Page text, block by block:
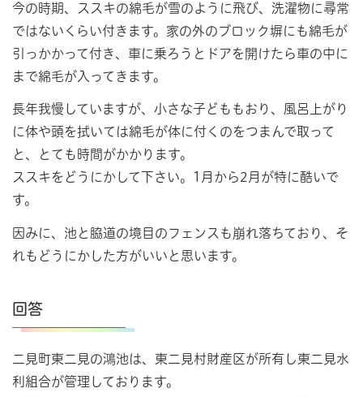
今の時期、ススキの綿毛が雪のように飛び、洗濯物に尋常
ではないくらい付きます。家の外のブロック塀にも綿毛が
引っかかって付き、車に乗ろうとドアを開けたら車の中に
まで綿毛が入ってきます。
長年我慢していますが、小さな子どももおり、風呂上がり
に体や頭を拭いては綿毛が体に付くのをつまんで取って
と、とても時間がかかります。
ススキをどうにかして下さい。1月から2月が特に酷いで
す。
因みに、池と脇道の境目のフェンスも崩れ落ちており、そ
れもどうにかした方がいいと思います。
回答
二見町東二見の鴻池は、東二見村財産区が所有し東二見水
利組合が管理しております。